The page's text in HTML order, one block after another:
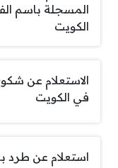
المسجلة باسم
الكويت
الاستعلام عن
في الكويت
استعلام عن طرد